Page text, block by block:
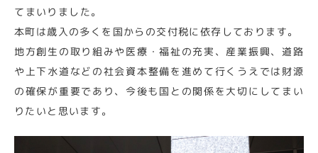
てまいりました。
本町は歳入の多くを国からの交付税に依存しております。
地方創生の取り組みや医療・福祉の充実、産業振興、道路
や上下水道などの社会資本整備を進めて行くうえでは財源
の確保が重要であり、今後も国との関係を大切にしてまい
りたいと思います。